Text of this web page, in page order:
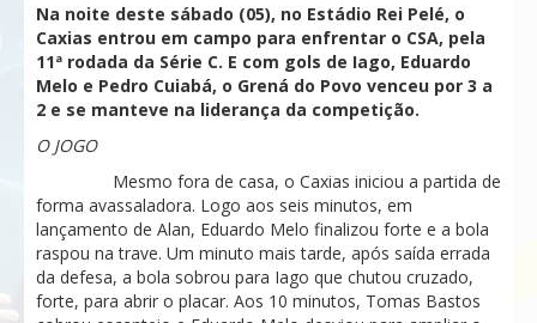
Na noite deste sábado (05), no Estádio Rei Pelé, o
Caxias entrou em campo para enfrentar o CSA, pela
11ª rodada da Série C. E com gols de Iago, Eduardo
Melo e Pedro Cuiabá, o Grená do Povo venceu por 3 a
2 e se manteve na liderança da competição.
O JOGO
Mesmo fora de casa, o Caxias iniciou a partida de
forma avassaladora. Logo aos seis minutos, em
lançamento de Alan, Eduardo Melo finalizou forte e a bola
raspou na trave. Um minuto mais tarde, após saída errada
da defesa, a bola sobrou para Iago que chutou cruzado,
forte, para abrir o placar. Aos 10 minutos, Tomas Bastos